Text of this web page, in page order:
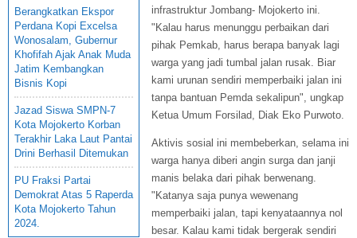
Berangkatkan Ekspor
Perdana Kopi Excelsa
Wonosalam, Gubernur
Khofifah Ajak Anak Muda
Jatim Kembangkan
Bisnis Kopi
Jazad Siswa SMPN-7
Kota Mojokerto Korban
Terakhir Laka Laut Pantai
Drini Berhasil Ditemukan
PU Fraksi Partai
Demokrat Atas 5 Raperda
Kota Mojokerto Tahun
2024.
infrastruktur Jombang- Mojokerto ini.
"Kalau harus menunggu perbaikan dari
pihak Pemkab, harus berapa banyak lagi
warga yang jadi tumbal jalan rusak. Biar
kami urunan sendiri memperbaiki jalan ini
tanpa bantuan Pemda sekalipun", ungkap
Ketua Umum Forsilad, Diak Eko Purwoto.
Aktivis sosial ini membeberkan, selama ini
warga hanya diberi angin surga dan janji
manis belaka dari pihak berwenang.
"Katanya saja punya wewenang
memperbaiki jalan, tapi kenyataannya nol
besar. Kalau kami tidak bergerak sendiri